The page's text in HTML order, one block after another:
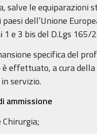
salve le equiparazioni
dell’Unione
1 e 3 bis del D.Lgs 165/
specifica del
effettuato, a cura
servizio.
ammissione
Chirurgia;